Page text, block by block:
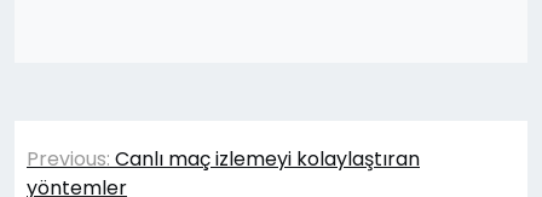
Yazı
gezinmesi
Previous: Canlı maç izlemeyi kolaylaştıran
yöntemler